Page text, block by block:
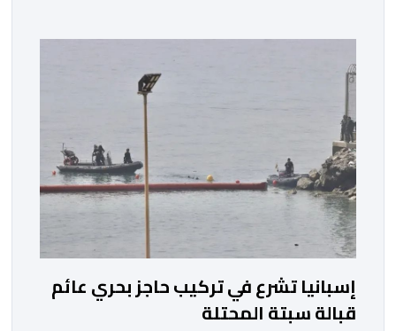
العدوى. وأوضحت إدارة الصحة في الكانتون، وفق ما نقلته
وكالة “فرانس برس”، أن شخصًا فارق الحياة متأثرًا
بمضاعفات المرض، […]
إسبانيا تشرع في تركيب حاجز بحري عائم
قبالة سبتة المحتلة